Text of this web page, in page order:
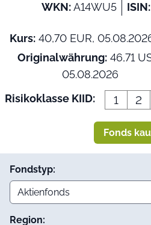
WKN:A14WU5 ISIN:
Kurs: 40,70 EUR,
Originalwährung:46,71
05.08.2026
Risikoklasse KIID:
1 2
Fonds
Fondstyp:
Region: